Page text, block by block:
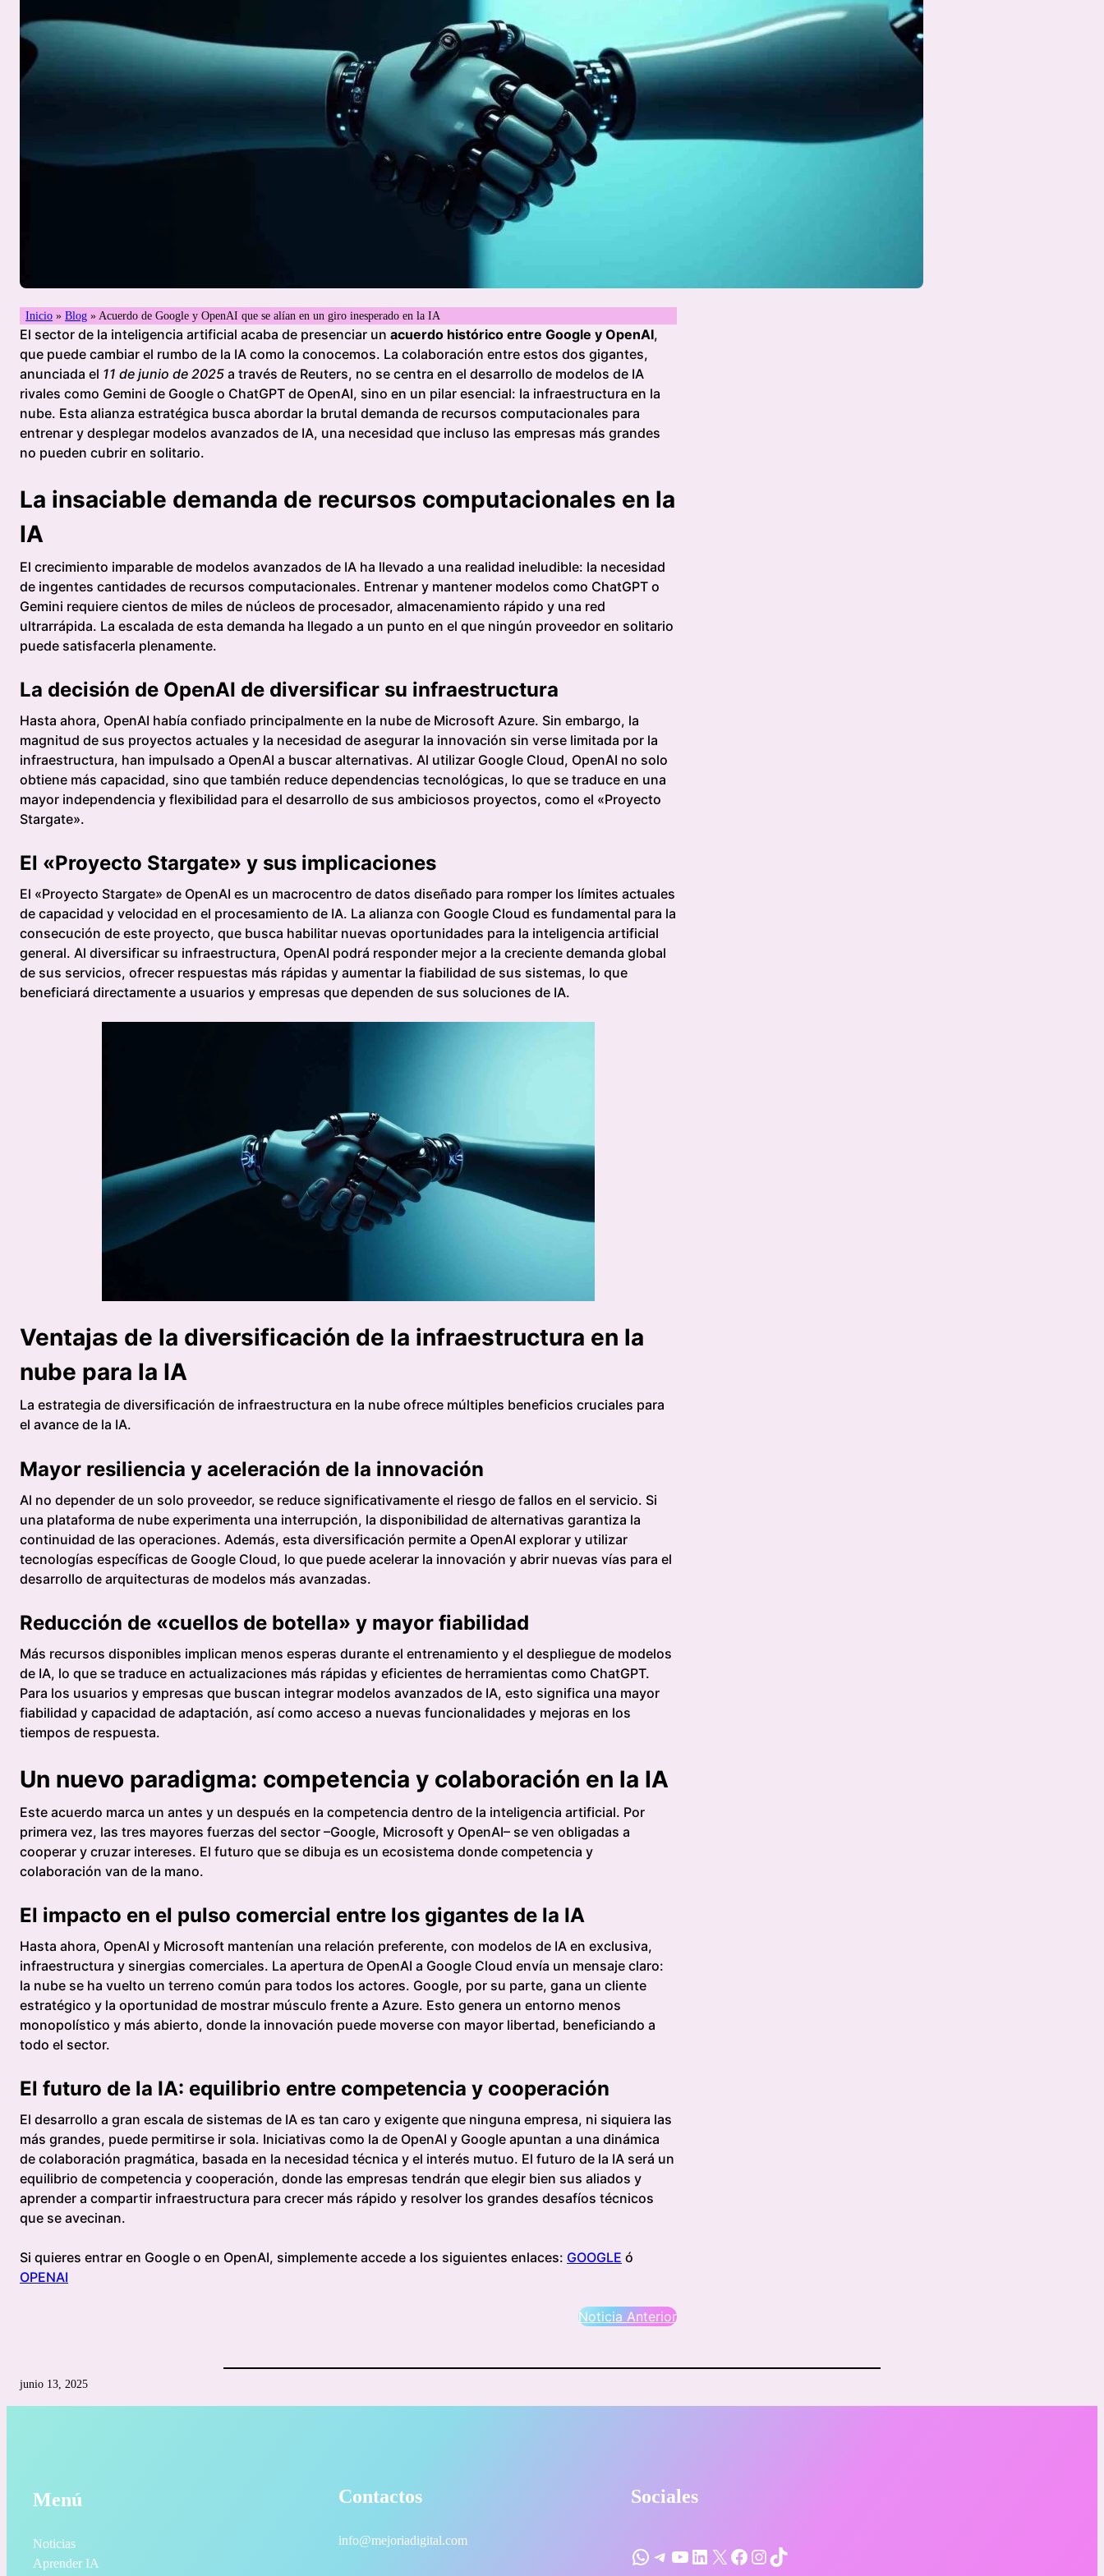
Inicio »Blog »Acuerdo de Google y OpenAI que se alían en un giro inesperado en la IA
El sector de la inteligencia artificial acaba de presenciar un acuerdo histórico entre Google y OpenAI,
que puede cambiar el rumbo de la IA como la conocemos. La colaboración entre estos dos gigantes,
anunciada el 11 de junio de 2025 a través de Reuters, no se centra en el desarrollo de modelos de IA
rivales como Gemini de Google o ChatGPT de OpenAI, sino en un pilar esencial: la infraestructura en la
nube. Esta alianza estratégica busca abordar la brutal demanda de recursos computacionales para
entrenar y desplegar modelos avanzados de IA, una necesidad que incluso las empresas más grandes
no pueden cubrir en solitario.
La insaciable demanda de recursos computacionales en la
IA
El crecimiento imparable de modelos avanzados de IA ha llevado a una realidad ineludible: la necesidad
de ingentes cantidades de recursos computacionales. Entrenar y mantener modelos como ChatGPT o
Gemini requiere cientos de miles de núcleos de procesador, almacenamiento rápido y una red
ultrarrápida. La escalada de esta demanda ha llegado a un punto en el que ningún proveedor en solitario
puede satisfacerla plenamente.
La decisión de OpenAI de diversificar su infraestructura
Hasta ahora, OpenAI había confiado principalmente en la nube de Microsoft Azure. Sin embargo, la
magnitud de sus proyectos actuales y la necesidad de asegurar la innovación sin verse limitada por la
infraestructura, han impulsado a OpenAI a buscar alternativas. Al utilizar Google Cloud, OpenAI no solo
obtiene más capacidad, sino que también reduce dependencias tecnológicas, lo que se traduce en una
mayor independencia y flexibilidad para el desarrollo de sus ambiciosos proyectos, como el «Proyecto
Stargate».
El «Proyecto Stargate» y sus implicaciones
El «Proyecto Stargate» de OpenAI es un macrocentro de datos diseñado para romper los límites actuales
de capacidad y velocidad en el procesamiento de IA. La alianza con Google Cloud es fundamental para la
consecución de este proyecto, que busca habilitar nuevas oportunidades para la inteligencia artificial
general. Al diversificar su infraestructura, OpenAI podrá responder mejor a la creciente demanda global
de sus servicios, ofrecer respuestas más rápidas y aumentar la fiabilidad de sus sistemas, lo que
beneficiará directamente a usuarios y empresas que dependen de sus soluciones de IA.
Ventajas de la diversificación de la infraestructura en la
nube para la IA
La estrategia de diversificación de infraestructura en la nube ofrece múltiples beneficios cruciales para
el avance de la IA.
Mayor resiliencia y aceleración de la innovación
Al no depender de un solo proveedor, se reduce significativamente el riesgo de fallos en el servicio. Si
una plataforma de nube experimenta una interrupción, la disponibilidad de alternativas garantiza la
continuidad de las operaciones. Además, esta diversificación permite a OpenAI explorar y utilizar
tecnologías específicas de Google Cloud, lo que puede acelerar la innovación y abrir nuevas vías para el
desarrollo de arquitecturas de modelos más avanzadas.
Reducción de «cuellos de botella» y mayor fiabilidad
Más recursos disponibles implican menos esperas durante el entrenamiento y el despliegue de modelos
de IA, lo que se traduce en actualizaciones más rápidas y eficientes de herramientas como ChatGPT.
Para los usuarios y empresas que buscan integrar modelos avanzados de IA, esto significa una mayor
fiabilidad y capacidad de adaptación, así como acceso a nuevas funcionalidades y mejoras en los
tiempos de respuesta.
Un nuevo paradigma: competencia y colaboración en la IA
Este acuerdo marca un antes y un después en la competencia dentro de la inteligencia artificial. Por
primera vez, las tres mayores fuerzas del sector –Google, Microsoft y OpenAI– se ven obligadas a
cooperar y cruzar intereses. El futuro que se dibuja es un ecosistema donde competencia y
colaboración van de la mano.
El impacto en el pulso comercial entre los gigantes de la IA
Hasta ahora, OpenAI y Microsoft mantenían una relación preferente, con modelos de IA en exclusiva,
infraestructura y sinergias comerciales. La apertura de OpenAI a Google Cloud envía un mensaje claro:
la nube se ha vuelto un terreno común para todos los actores. Google, por su parte, gana un cliente
estratégico y la oportunidad de mostrar músculo frente a Azure. Esto genera un entorno menos
monopolístico y más abierto, donde la innovación puede moverse con mayor libertad, beneficiando a
todo el sector.
El futuro de la IA: equilibrio entre competencia y cooperación
El desarrollo a gran escala de sistemas de IA es tan caro y exigente que ninguna empresa, ni siquiera las
más grandes, puede permitirse ir sola. Iniciativas como la de OpenAI y Google apuntan a una dinámica
de colaboración pragmática, basada en la necesidad técnica y el interés mutuo. El futuro de la IA será un
equilibrio de competencia y cooperación, donde las empresas tendrán que elegir bien sus aliados y
aprender a compartir infraestructura para crecer más rápido y resolver los grandes desafíos técnicos
que se avecinan.
Si quieres entrar en Google o en OpenAI, simplemente accede a los siguientes enlaces: GOOGLE ó
OPENAI
Noticia Anterior
junio 13, 2025
Menú
Noticias
Aprender IA
Contactos
info@mejoriadigital.com
Sociales
WhatsApp Telegram YouTube LinkedIn X Facebook Instagram TikTok